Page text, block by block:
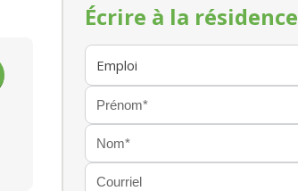
Écrire à la résidence